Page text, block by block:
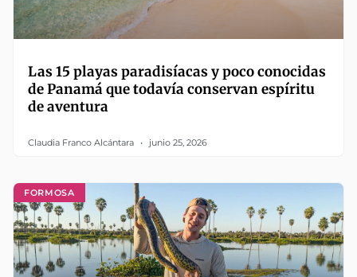
Las 15 playas paradisíacas y poco conocidas
de Panamá que todavía conservan espíritu
de aventura
Claudia Franco Alcántara junio 25, 2026
FORMOSA